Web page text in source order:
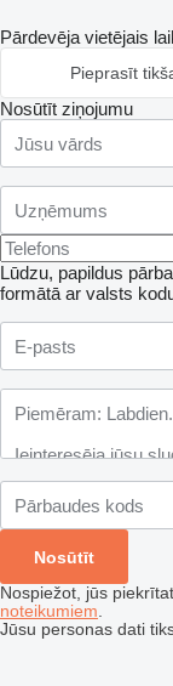
Pārdevēja vietējais
Pieprasīt
Nosūtīt ziņojumu
Lūdzu, papildus
formātā ar valsts
Nospiežot, jūs
noteikumiem.
Jūsu personas dati